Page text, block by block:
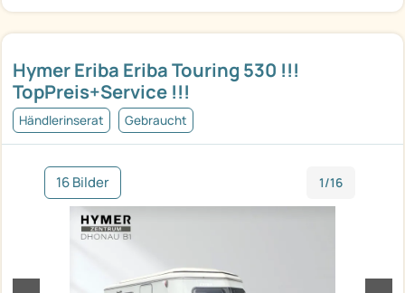
Hymer Eriba Eriba Touring 530 !!!
TopPreis+Service !!!
Händlerinserat Gebraucht
16 Bilder 1/16